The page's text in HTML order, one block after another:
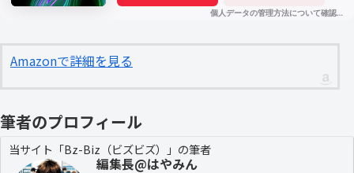
Amazonで詳細を見る
筆者のプロフィール
当サイト「Bz-Biz（ビズビズ）」の筆者
編集長@はやみん